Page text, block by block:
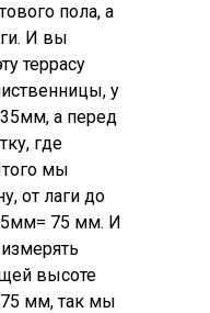
пола, а
И вы
террасу
у
а перед
где
мы
от лаги до
75 мм. И
высоте
мм, так мы